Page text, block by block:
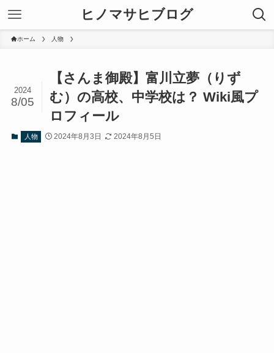
ヒノマサヒブログ
ホーム 人物
【さんま御殿】富川立夢（りず
む）の高校、中学校は？ Wiki風プ
ロフィール
2024
8/05
人物 2024年8月3日 2024年8月5日